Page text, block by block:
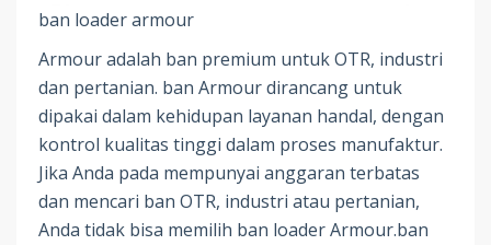
ban loader armour
Armour adalah ban premium untuk OTR, industri
dan pertanian. ban Armour dirancang untuk
dipakai dalam kehidupan layanan handal, dengan
kontrol kualitas tinggi dalam proses manufaktur.
Jika Anda pada mempunyai anggaran terbatas
dan mencari ban OTR, industri atau pertanian,
Anda tidak bisa memilih ban loader Armour.ban